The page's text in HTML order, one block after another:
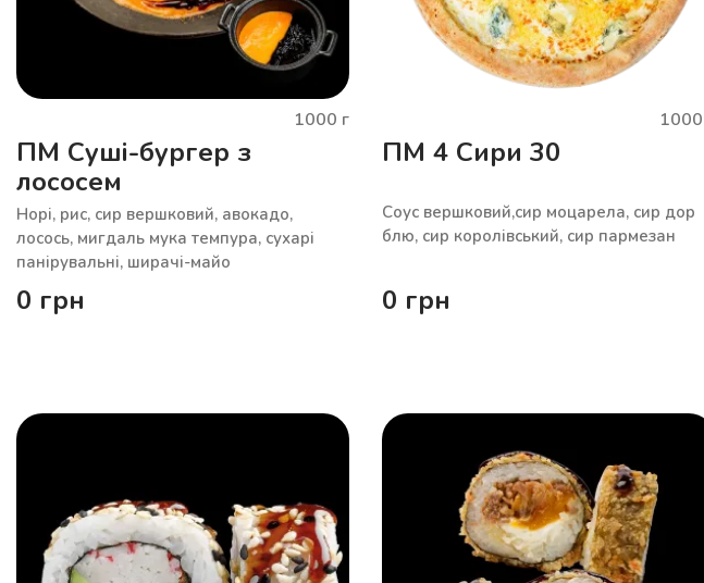
1000 г
ПМ Суші-бургер з
лососем
Норі, рис, сир вершковий, авокадо,
лосось, мигдаль мука темпура, сухарі
панірувальні, ширачі-майо
0 грн
1000
ПМ 4 Сири 30
Соус вершковий,сир моцарела, сир дор
блю, сир королівський, сир пармезан
0 грн